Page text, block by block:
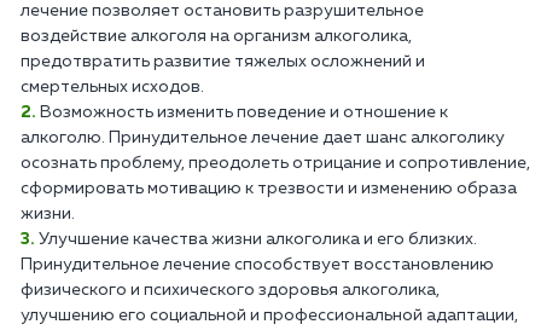
лечение позволяет остановить разрушительное
воздействие алкоголя на организм алкоголика,
предотвратить развитие тяжелых осложнений и
смертельных исходов.
Возможность изменить поведение и отношение к
алкоголю. Принудительное лечение дает шанс алкоголику
осознать проблему, преодолеть отрицание и сопротивление,
сформировать мотивацию к трезвости и изменению образа
жизни.
Улучшение качества жизни алкоголика и его близких.
Принудительное лечение способствует восстановлению
физического и психического здоровья алкоголика,
улучшению его социальной и профессиональной адаптации,